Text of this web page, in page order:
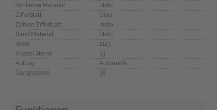
Schliesse Material
Stahl
Zifferblatt
Grau
Zahlen Zifferblatt
Index
Band Material
Stahl
Werk
2123
Anzahl Steine
33
Aufzug
Automatik
Gangreserve
38